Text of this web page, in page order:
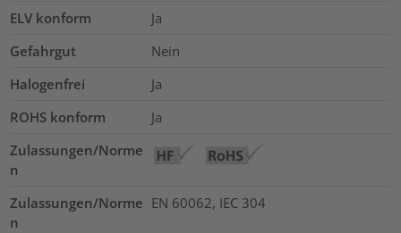
ELV konform
Ja
Gefahrgut
Nein
Halogenfrei
Ja
ROHS konform
Ja
Zulassungen/Norme
n
Zulassungen/Norme
n
EN 60062, IEC 304